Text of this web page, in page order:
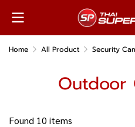
Home All Product Security
Outdoor
Found 10 items